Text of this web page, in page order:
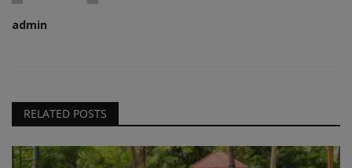
admin
RELATED POSTS